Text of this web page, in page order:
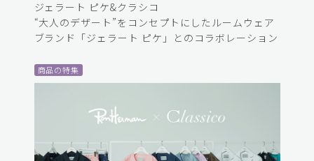
ジェラート ピケ&クラシコ
“大人のデザート”をコンセプトにしたルームウェア
ブランド「ジェラート ピケ」とのコラボレーション
商品の特集